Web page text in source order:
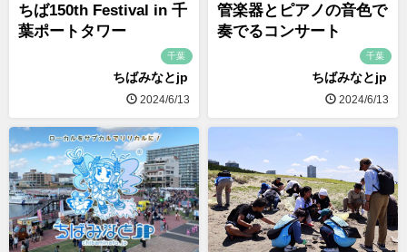
ちば150th Festival in 千
葉ポートタワー
千葉
ちばみなとjp
2024/6/13
管楽器とピアノの音色で
奏でるコンサート
千葉
ちばみなとjp
2024/6/13